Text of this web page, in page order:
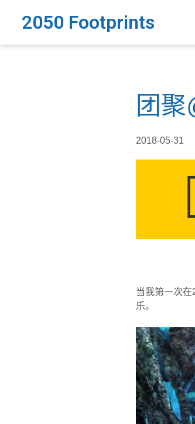
2050 Footprints
团
2018-05-31
当我第一次
乐。